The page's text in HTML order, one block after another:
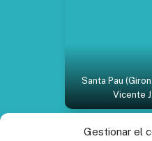
Gestionar el
Santa Pau
Vicente